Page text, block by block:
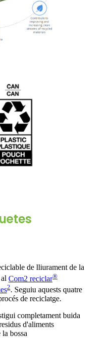
de lliurament de la
Com2 reciclar®
2. Seguiu aquests quatre
de reciclatge.
completament buida
d'aliments
bossa